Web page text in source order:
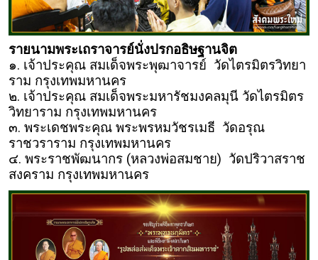
รายนามพระเถราจารย์นั่งปรกอธิษฐานจิต
๑. เจ้าประคุณ สมเด็จพระพุฒาจารย์ วัดไตรมิตรวิทยา
ราม กรุงเทพมหานคร
๒. เจ้าประคุณ สมเด็จพระมหารัชมงคลมุนี วัดไตรมิตร
วิทยาราม กรุงเทพมหานคร
๓. พระเดชพระคุณ พระพรหมวัชรเมธี วัดอรุณ
ราชวราราม กรุงเทพมหานคร
๔. พระราชพัฒนากร (หลวงพ่อสมชาย) วัดปริวาสราช
สงคราม กรุงเทพมหานคร